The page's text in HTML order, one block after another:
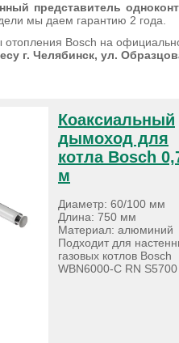
представитель
мы даем гарантию 2 года.
отопления Bosch на
г. Челябинск, ул.
Коаксиальный
дымоход для
котла Bosch
м
Диаметр: 60/100 мм
Длина: 750 мм
Материал: алюминий
Подходит для
газовых котлов Bosch
WBN6000-C RN S5700